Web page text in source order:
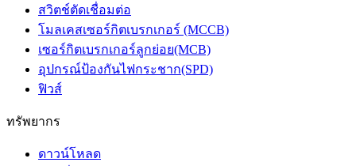
สวิตช์ตัดเชื่อมต่อ
โมลเคสเซอร์กิตเบรกเกอร์ (MCCB)
เซอร์กิตเบรกเกอร์ลูกย่อย(MCB)
อุปกรณ์ป้องกันไฟกระชาก(SPD)
ฟิวส์
ทรัพยากร
ดาวน์โหลด